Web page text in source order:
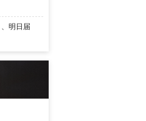
明日届